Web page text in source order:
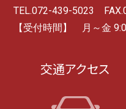
TEL.072-439-5023
【受付時間】 月～金
交通アクセス